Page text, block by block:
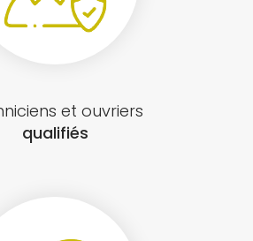
et ouvriers
qualifiés